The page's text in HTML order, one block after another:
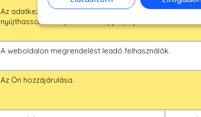
Az adatkezelés célja, hogy az adatkezelő a weboldal
nyújthasson és kapcsolatba lépjen/léphessen Önnel.
A weboldalon megrendelést leadó felhasználók.
Az Ön hozzájárulása.